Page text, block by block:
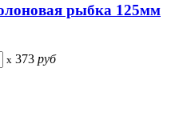
рыбка 125мм
x 373 руб